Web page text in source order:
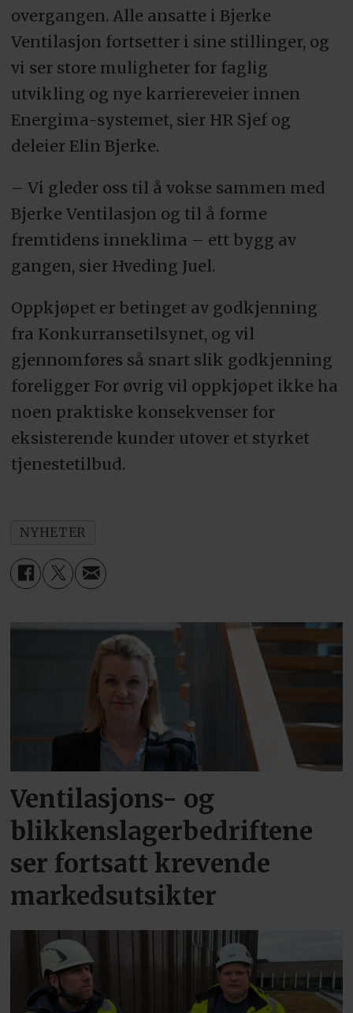
overgangen. Alle ansatte i Bjerke
Ventilasjon fortsetter i sine stillinger, og
vi ser store muligheter for faglig
utvikling og nye karriereveier innen
Energima-systemet, sier HR Sjef og
deleier Elin Bjerke.
– Vi gleder oss til å vokse sammen med
Bjerke Ventilasjon og til å forme
fremtidens inneklima – ett bygg av
gangen, sier Hveding Juel.
Oppkjøpet er betinget av godkjenning
fra Konkurransetilsynet, og vil
gjennomføres så snart slik godkjenning
foreligger For øvrig vil oppkjøpet ikke ha
noen praktiske konsekvenser for
eksisterende kunder utover et styrket
tjenestetilbud.
NYHETER
Ventilasjons- og
blikkenslagerbedriftene
ser fortsatt krevende
markedsutsikter